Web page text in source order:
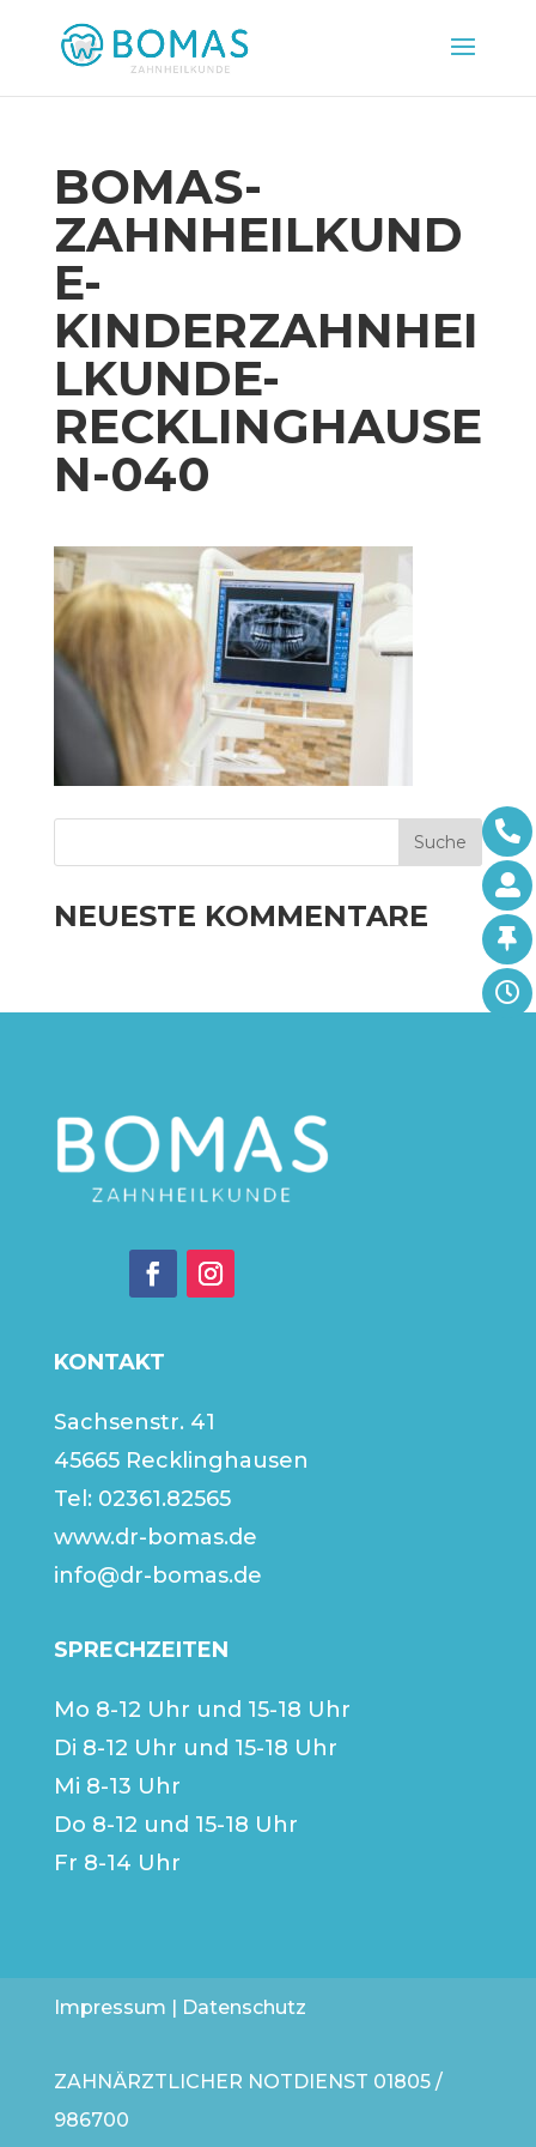
BOMAS-
ZAHNHEILKUND
E-
KINDERZAHNHEI
LKUNDE-
RECKLINGHAUSE
N-040
NEUESTE KOMMENTARE
KONTAKT
Sachsenstr. 41
45665 Recklinghausen
Tel: 02361.82565
www.dr-bomas.de
info@dr-bomas.de
SPRECHZEITEN
Mo 8-12 Uhr und 15-18 Uhr
Di 8-12 Uhr und 15-18 Uhr
Mi 8-13 Uhr
Do 8-12 und 15-18 Uhr
Fr 8-14 Uhr
Impressum | Datenschutz
ZAHNÄRZTLICHER NOTDIENST 01805 /
986700